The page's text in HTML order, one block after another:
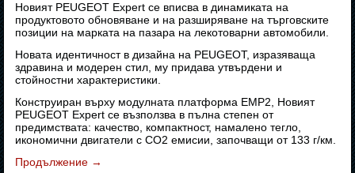
Новият PEUGEOT Expert се вписва в динамиката на
продуктовото обновяване и на разширяване на търговските
позиции на марката на пазара на лекотоварни автомобили.
Новата идентичност в дизайна на PEUGEOT, изразяваща
здравина и модерен стил, му придава утвърдени и
стойностни характеристики.
Конструиран върху модулната платформа EMP2, Новият
PEUGEOT Expert се възползва в пълна степен от
предимствата: качество, компактност, намалено тегло,
икономични двигатели с CO2 емисии, започващи от 133 г/км.
Продължение →